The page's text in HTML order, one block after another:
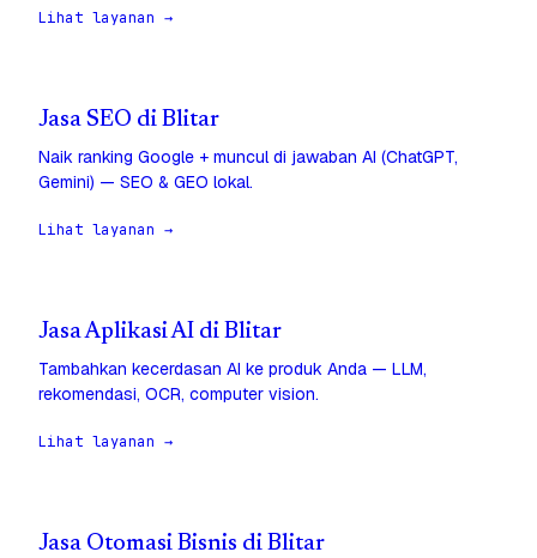
Lihat layanan →
Jasa SEO di Blitar
Naik ranking Google + muncul di jawaban AI (ChatGPT,
Gemini) — SEO & GEO lokal.
Lihat layanan →
Jasa Aplikasi AI di Blitar
Tambahkan kecerdasan AI ke produk Anda — LLM,
rekomendasi, OCR, computer vision.
Lihat layanan →
Jasa Otomasi Bisnis di Blitar